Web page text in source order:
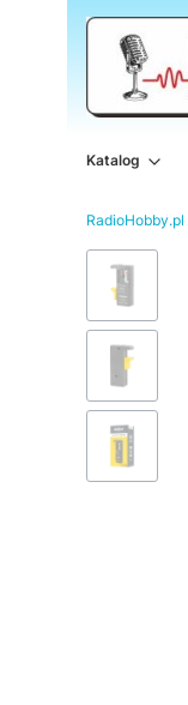
Katalog
RadioHobby.pl